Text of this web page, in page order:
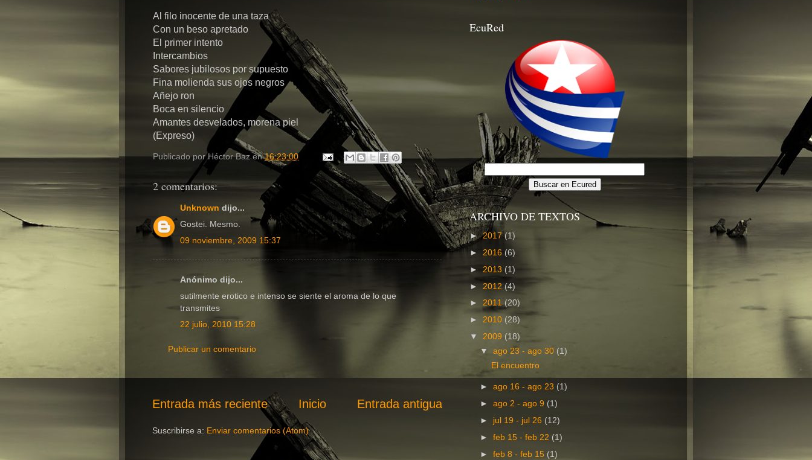
Al filo inocente de una taza
Con un beso apretado
El primer intento
Intercambios
Sabores jubilosos por supuesto
Fina molienda sus ojos negros
Añejo ron
Boca en silencio
Amantes desvelados, morena piel
(Expreso)
Publicado porHéctor Baz en16:23:00
2 comentarios:
Unknown dijo...
Gostei. Mesmo.
09 noviembre, 2009 15:37
Anónimo dijo...
sutilmente erotico e intenso se siente el aroma de lo que
transmites
22 julio, 2010 15:28
Publicar un comentario
Entrada más reciente Entrada antigua
Inicio
Suscribirse a: Enviar comentarios (Atom)
EcuRed
ARCHIVO DE TEXTOS
►2017(1)
► 2016 (6)
► 2013 (1)
► 2012 (4)
► 2011(20)
► 2010 (28)
▼ 2009 (18)
▼ago 23 - ago 30 (1)
El encuentro
►ago 16 - ago 23 (1)
►ago 2 - ago 9 (1)
► jul 19 - jul 26 (12)
►feb 15 - feb 22 (1)
►feb 8 - feb 15 (1)